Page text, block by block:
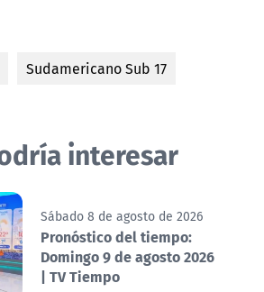
Sudamericano Sub 17
interesar
Sábado 8 de agosto de 2026
Pronóstico del tiempo:
Domingo 9 de agosto 2026
| TV Tiempo